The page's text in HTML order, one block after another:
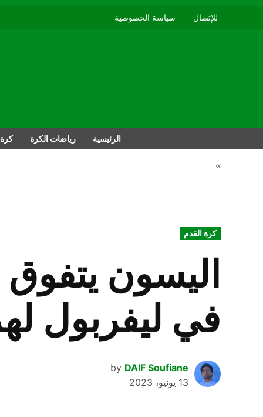
للإتصال سياسة الخصوصية
الرئيسية رياضات الكرة
»
POSTED
IN
كرة القدم
اليسون
في ليفربول
by DAIF Soufiane
13 يونيو، 2023